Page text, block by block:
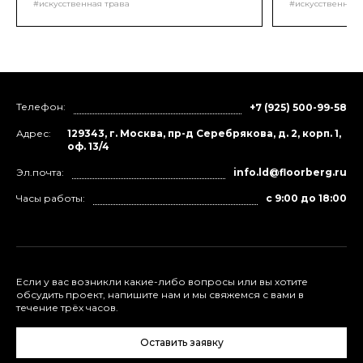
#искусственная трава
#искусственная
Телефон: +7 (925) 500-99-58
Адрес:
129343, г. Москва, пр-д Серебрякова, д. 2, корп. 1,
оф. 13/4
Эл.почта: info.ld@floorberg.ru
Часы работы: с 9:00 до 18:00
Если у вас возникли какие-либо вопросы или вы хотите
обсудить проект, напишите нам и мы свяжемся с вами в
течение трёх часов.
Оставить заявку